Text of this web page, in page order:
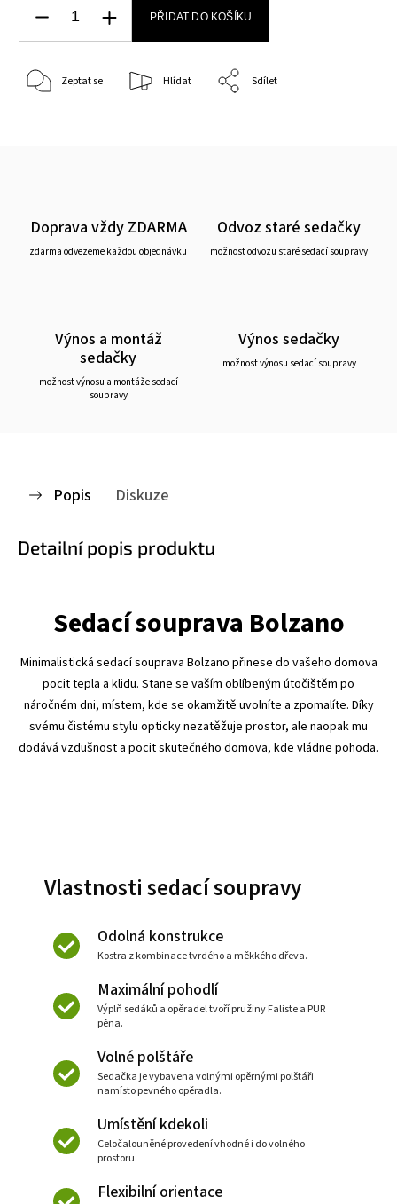
PŘIDAT DO KOŠÍKU
Zeptat se Hlídat Sdílet
Doprava vždy ZDARMA
zdarma odvezeme každou objednávku
Odvoz staré sedačky
možnost odvozu staré sedací soupravy
Výnos a montáž
sedačky
možnost výnosu a montáže sedací
soupravy
Výnos sedačky
možnost výnosu sedací soupravy
Popis Diskuze
Detailní popis produktu
Sedací souprava Bolzano
Minimalistická sedací souprava Bolzano přinese do vašeho domova
pocit tepla a klidu. Stane se vaším oblíbeným útočištěm po
náročném dni, místem, kde se okamžitě uvolníte a zpomalíte. Díky
svému čistému stylu opticky nezatěžuje prostor, ale naopak mu
dodává vzdušnost a pocit skutečného domova, kde vládne pohoda.
Vlastnosti sedací soupravy
Odolná konstrukce
Kostra z kombinace tvrdého a měkkého dřeva.
Maximální pohodlí
Výplň sedáků a opěradel tvoří pružiny Faliste a PUR
pěna.
Volné polštáře
Sedačka je vybavena volnými opěrnými polštáři
namísto pevného opěradla.
Umístění kdekoli
Celočalouněné provedení vhodné i do volného
prostoru.
Flexibilní orientace